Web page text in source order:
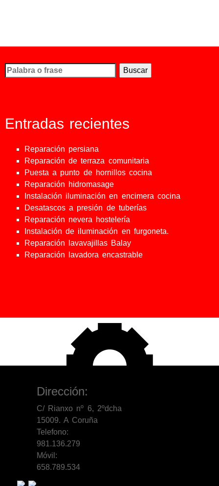
Busco...
Entradas recientes
Reparación persiana
Reparación de terraza comunitaria
Puesta a punto de hornillos cocina
Reparación hidromasage
Instalación iluminación en encimera cocina
Desatascos a presión de tuberías
Reparación nevera hostelería
Instalación de iluminación en furgoneta.
Reparación lavavajillas Balay
Reparación lavadora encastrable
Dirección:
C/ Rianxo nº 6, 2ºdcha
15009. A Coruña
Telefono:
981.136.279
Móvil:
658.789.534